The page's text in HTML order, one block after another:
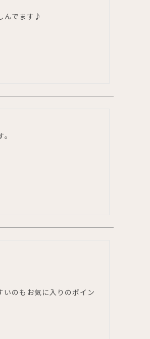
んでます♪
。
のもお気に入りのポイン